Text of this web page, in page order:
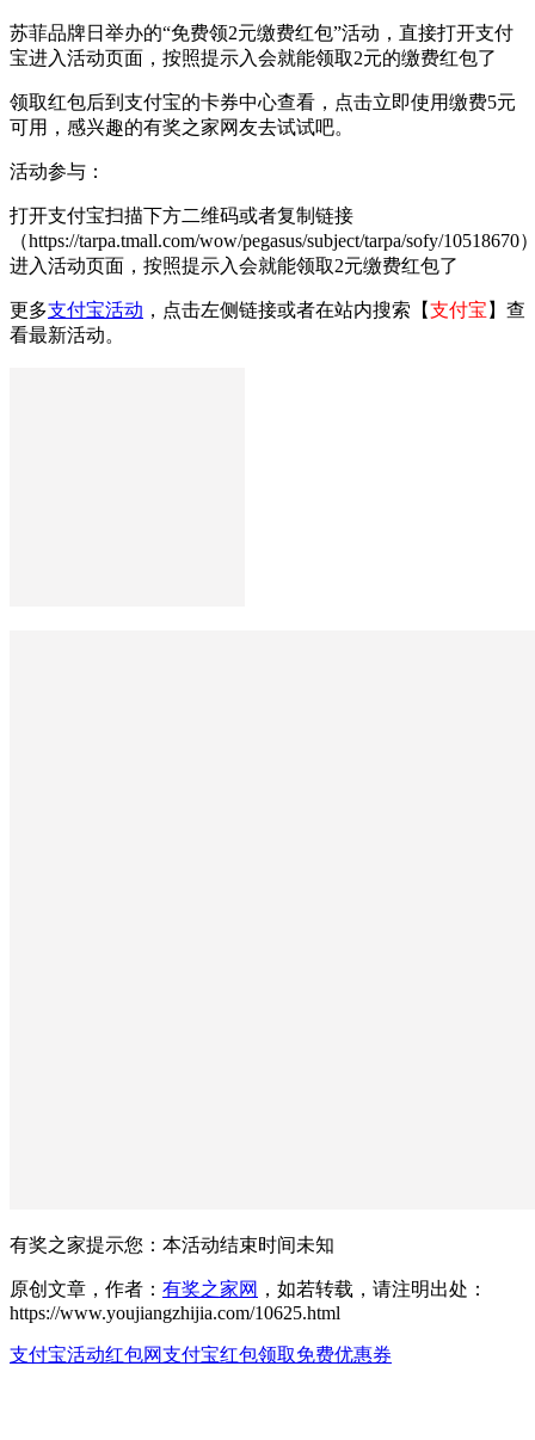
苏菲品牌日举办的“免费领2元缴费红包”活动，直接打开支付
宝进入活动页面，按照提示入会就能领取2元的缴费红包了
领取红包后到支付宝的卡券中心查看，点击立即使用缴费5元
可用，感兴趣的有奖之家网友去试试吧。
活动参与：
打开支付宝扫描下方二维码或者复制链接
（https://tarpa.tmall.com/wow/pegasus/subject/tarpa/sofy/10518670
进入活动页面，按照提示入会就能领取2元缴费红包了
更多支付宝活动 ，点击左侧链接或者在站内搜索【支付宝 】查
看最新活动。
有奖之家提示您： 本活动结束时间未知
原创文章，作者： 有奖之家网 ，如若转载，请注明出处：
https://www.youjiangzhijia.com/10625.html
支付宝活动红包网支付宝红包领取免费优惠券